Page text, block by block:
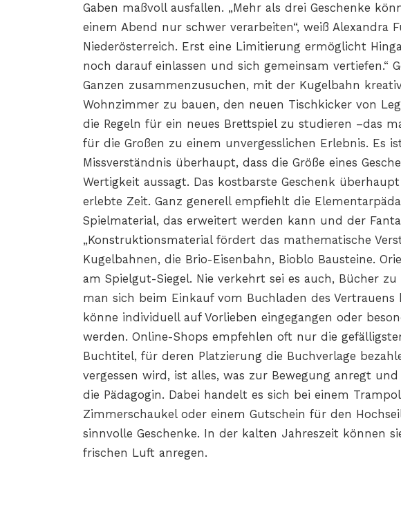
Gaben maßvoll ausfallen. „Mehr als drei Geschenke
einem Abend nur schwer verarbeiten“, weiß Alexandra
Niederösterreich. Erst eine Limitierung ermöglicht
noch darauf einlassen und sich gemeinsam vertiefen.“
Ganzen zusammenzusuchen, mit der Kugelbahn
Wohnzimmer zu bauen, den neuen Tischkicker von
die Regeln für ein neues Brettspiel zu studieren –das
für die Großen zu einem unvergesslichen Erlebnis. Es
Missverständnis überhaupt, dass die Größe eines
Wertigkeit aussagt. Das kostbarste Geschenk
erlebte Zeit. Ganz generell empfiehlt die
Spielmaterial, das erweitert werden kann und der
„Konstruktionsmaterial fördert das mathematische
Kugelbahnen, die Brio-Eisenbahn, Bioblo Bausteine.
am Spielgut-Siegel. Nie verkehrt sei es auch, Bücher
man sich beim Einkauf vom Buchladen des Vertrauens
könne individuell auf Vorlieben eingegangen oder
werden. Online-Shops empfehlen oft nur die
Buchtitel, für deren Platzierung die Buchverlage
vergessen wird, ist alles, was zur Bewegung anregt
die Pädagogin. Dabei handelt es sich bei einem
Zimmerschaukel oder einem Gutschein für den
sinnvolle Geschenke. In der kalten Jahreszeit können
frischen Luft anregen.